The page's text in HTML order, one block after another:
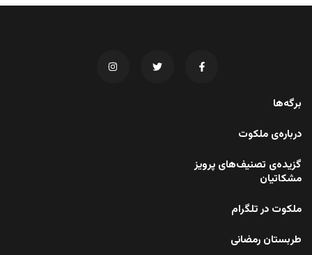
برگه‌ها
درباره‌ی ملکوت
گزیده‌ی تصنیف‌های پرویز
مشکاتیان
ملکوت در تلگرام
طربستان رمضانی